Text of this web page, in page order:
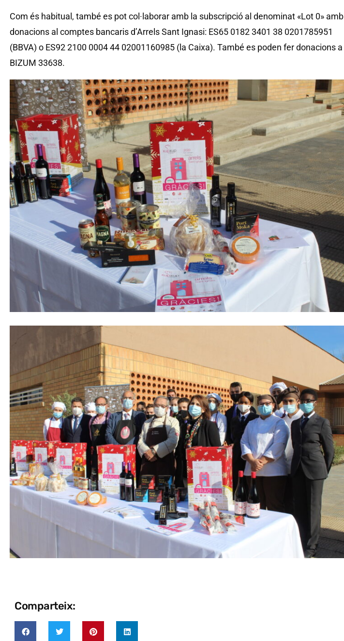
Com és habitual, també es pot col·laborar amb la subscripció al denominat «Lot 0» amb
donacions al comptes bancaris d’Arrels Sant Ignasi: ES65 0182 3401 38 0201785951
(BBVA) o ES92 2100 0004 44 02001160985 (la Caixa). També es poden fer donacions a
BIZUM 33638.
Comparteix: